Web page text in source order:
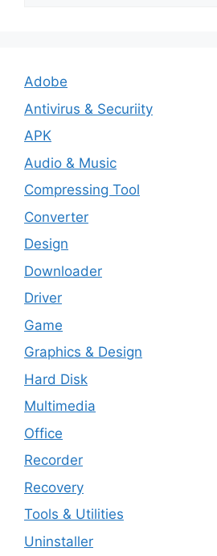
Adobe
Antivirus & Securiity
APK
Audio & Music
Compressing Tool
Converter
Design
Downloader
Driver
Game
Graphics & Design
Hard Disk
Multimedia
Office
Recorder
Recovery
Tools & Utilities
Uninstaller